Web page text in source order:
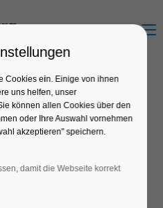
Menu
Dom ist
des Landes
Cookies ein. Einige von ihnen
uns helfen, unser
können allen Cookies über den
oder Ihre Auswahl vornehmen
akzeptieren" speichern.
damit die Webseite korrekt